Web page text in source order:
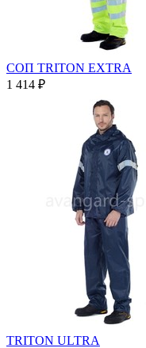
СОП TRITON EXTRA
1 414 ₽
TRITON ULTRA